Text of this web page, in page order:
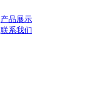
产品展示
联系我们